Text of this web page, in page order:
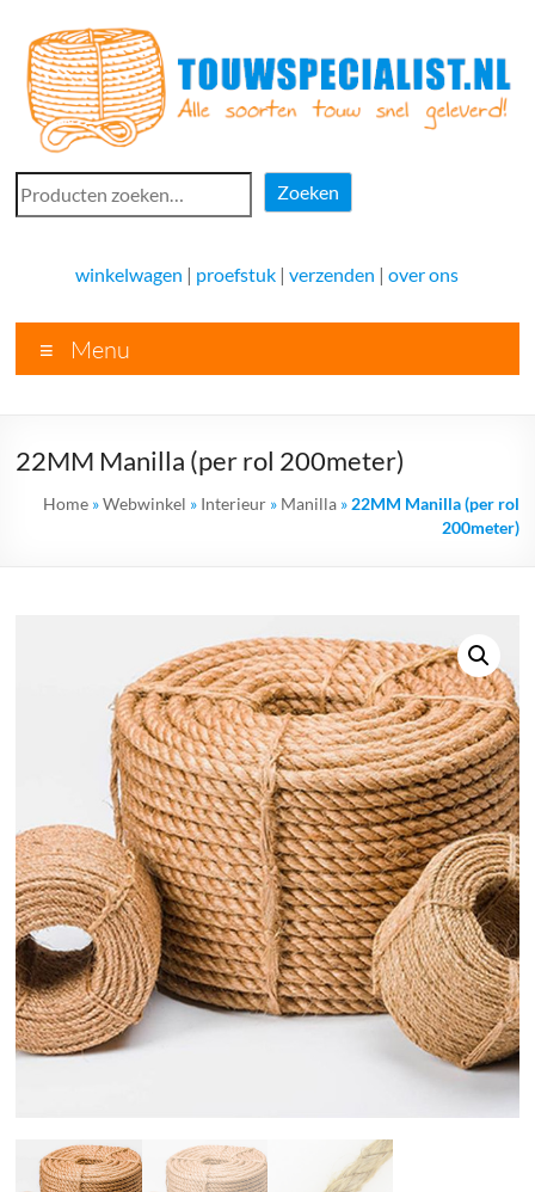
naar
inhoud
Touwspecialist.nl
voor
vele
soorten
goed
advies!
Zoeken
Zoeken
winkelwagen | proefstuk |verzenden |over ons
Menu
22MM Manilla (per rol 200meter)
Home»Webwinkel » Interieur» Manilla» 22MM Manilla (per rol
200meter)